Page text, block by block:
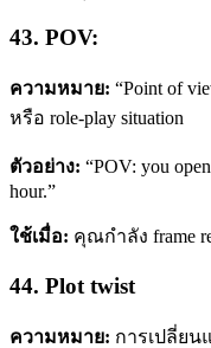
43. POV:
ความหมาย: “Point of
หรือ role-play situation
ตัวอย่าง: “POV: you
hour.”
ใช้เมื่อ: คุณกำลัง frame
44. Plot twist
ความหมาย: การเปลี่ยน